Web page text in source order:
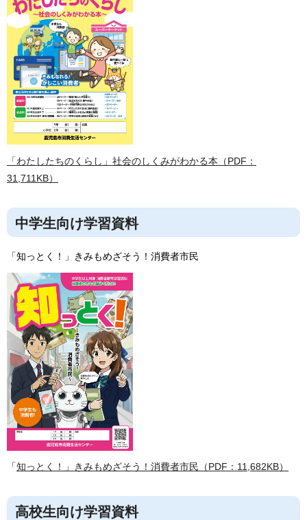
「わたしたちのくらし」社会のしくみがわかる本（PDF：
31,711KB）
中学生向け学習資料
「知っとく！」きみもめざそう！消費者市民
「知っとく！」きみもめざそう！消費者市民（PDF：11,682KB）
高校生向け学習資料